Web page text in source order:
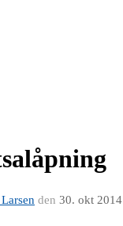
den 30. okt 2014